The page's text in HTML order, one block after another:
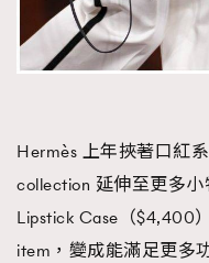
Hermès 上年挾著口紅
collection 延伸至更多
Lipstick Case（$4,400
item，變成能滿足更多